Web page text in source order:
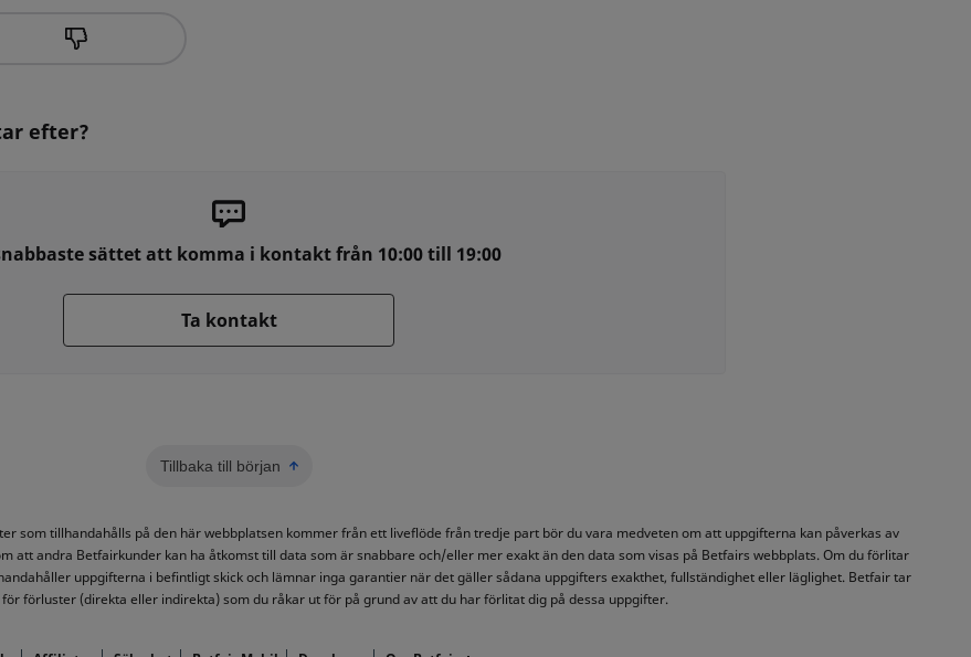
efter?
sättet att komma i kontakt från 10:00 till 19:00
Ta kontakt
Tillbaka till början
som tillhandahålls på den här webbplatsen kommer från ett liveflöde från tredje part bör du vara medveten om att uppgifterna kan påverkas av
andra Betfairkunder kan ha åtkomst till data som är snabbare och/eller mer exakt än den data som visas på Betfairs webbplats. Om du förlitar
uppgifterna i befintligt skick och lämnar inga garantier när det gäller sådana uppgifters exakthet, fullständighet eller läglighet. Betfair tar
förluster (direkta eller indirekta) som du råkar ut för på grund av att du har förlitat dig på dessa uppgifter.